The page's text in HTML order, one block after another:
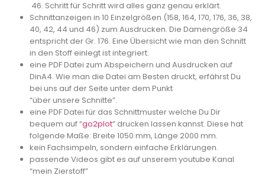
46. Schritt für Schritt wird alles ganz genau erklärt.
Schnittanzeigen in 10 Einzelgrößen (158, 164, 170, 176, 36, 38,
40, 42, 44 und 46) zum Ausdrucken. Die Damengröße 34
entspricht der Gr. 176. Eine Übersicht wie man den Schnitt
in den Stoff einlegt ist integriert.
eine PDF Datei zum Abspeichern und Ausdrucken auf
DinA4. Wie man die Datei am Besten druckt, erfährst Du
bei uns auf der Seite unter dem Punkt
“über unsere Schnitte”.
eine PDF Datei für das Schnittmuster welche Du Dir
bequem auf “go2plot” drucken lassen kannst. Diese hat
folgende Maße: Breite 1050 mm, Länge 2000 mm.
kein Fachsimpeln, sondern einfache Erklärungen.
passende Videos gibt es auf unserem youtube Kanal
“mein Zierstoff”